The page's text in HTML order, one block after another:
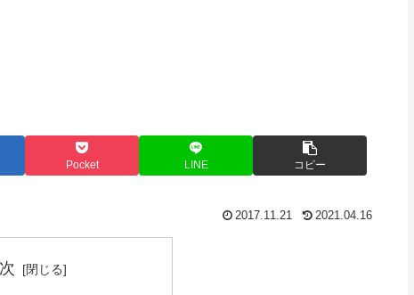
Pocket LINE コピー
2017.11.21 2021.04.16